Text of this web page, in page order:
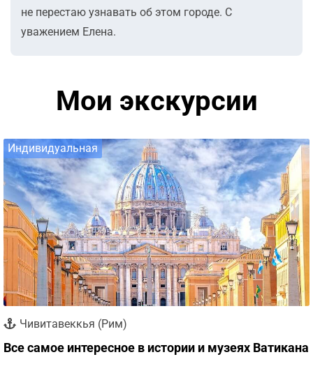
не перестаю узнавать об этом городе. С
уважением Елена.
Мои экскурсии
Индивидуальная
Чивитавеккья (Рим)
Все самое интересное в истории и музеях Ватикана